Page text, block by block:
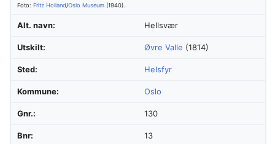
Foto: Fritz Holland/Oslo Museum (1940).
Alt. navn: Hellsvær
Utskilt: Øvre Valle (1814)
Sted: Helsfyr
Kommune: Oslo
Gnr.: 130
Bnr: 13